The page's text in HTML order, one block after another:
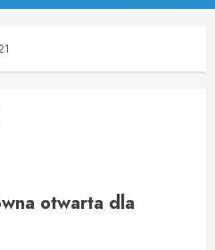
otwarta dla